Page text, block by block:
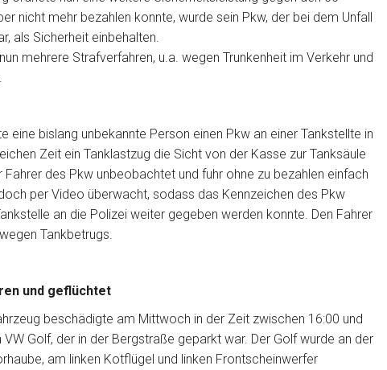
nicht mehr bezahlen konnte, wurde sein Pkw, der bei dem Unfall
als Sicherheit einbehalten.
mehrere Strafverfahren, u.a. wegen Trunkenheit im Verkehr und
eine bislang unbekannte Person einen Pkw an einer Tankstellte in
Zeit ein Tanklastzug die Sicht von der Kasse zur Tanksäule
des Pkw unbeobachtet und fuhr ohne zu bezahlen einfach
per Video überwacht, sodass das Kennzeichen des Pkw
an die Polizei weiter gegeben werden konnte. Den Fahrer
Tankbetrugs.
und geflüchtet
beschädigte am Mittwoch in der Zeit zwischen 16:00 und
VW Golf, der in der Bergstraße geparkt war. Der Golf wurde an der
am linken Kotflügel und linken Frontscheinwerfer